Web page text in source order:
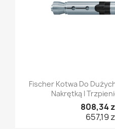
Fischer Kotwa Do
Nakrętką I
808,34
657,19